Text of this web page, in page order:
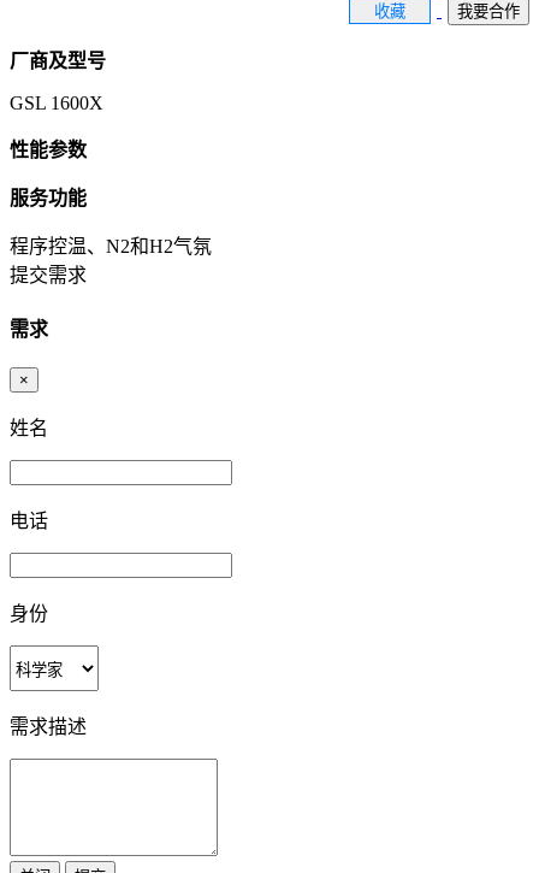
收藏 我要合作
厂商及型号
GSL 1600X
性能参数
服务功能
程序控温、N2和H2气氛
提交需求
需求
×
姓名
电话
身份
需求描述